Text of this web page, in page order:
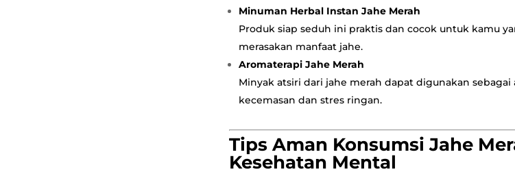
Minuman Herbal Instan Jahe Merah
Produk siap seduh ini praktis dan cocok untuk kamu
merasakan manfaat jahe.
Aromaterapi Jahe Merah
Minyak atsiri dari jahe merah dapat digunakan
kecemasan dan stres ringan.
Tips Aman Konsumsi Jahe
Kesehatan Mental